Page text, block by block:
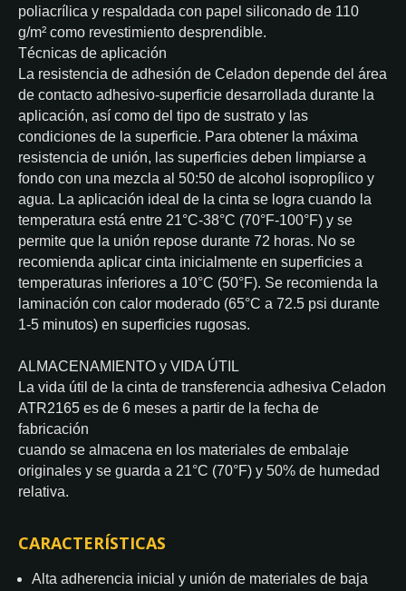
poliacrílica y respaldada con papel siliconado de 110
g/m² como revestimiento desprendible.
Técnicas de aplicación
La resistencia de adhesión de Celadon depende del área
de contacto adhesivo-superficie desarrollada durante la
aplicación, así como del tipo de sustrato y las
condiciones de la superficie. Para obtener la máxima
resistencia de unión, las superficies deben limpiarse a
fondo con una mezcla al 50:50 de alcohol isopropílico y
agua. La aplicación ideal de la cinta se logra cuando la
temperatura está entre 21°C-38°C (70°F-100°F) y se
permite que la unión repose durante 72 horas. No se
recomienda aplicar cinta inicialmente en superficies a
temperaturas inferiores a 10°C (50°F). Se recomienda la
laminación con calor moderado (65°C a 72.5 psi durante
1-5 minutos) en superficies rugosas.
ALMACENAMIENTO y VIDA ÚTIL
La vida útil de la cinta de transferencia adhesiva Celadon
ATR2165 es de 6 meses a partir de la fecha de
fabricación
cuando se almacena en los materiales de embalaje
originales y se guarda a 21°C (70°F) y 50% de humedad
relativa.
CARACTERÍSTICAS
Alta adherencia inicial y unión de materiales de baja